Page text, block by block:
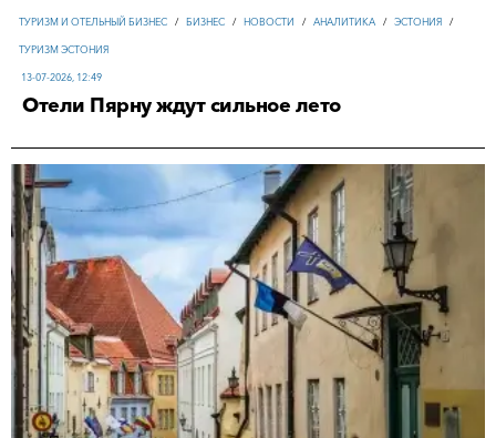
ТУРИЗМ И ОТЕЛЬНЫЙ БИЗНЕС / БИЗНЕС / НОВОСТИ / АНАЛИТИКА / ЭСТОНИЯ /
ТУРИЗМ ЭСТОНИЯ
13-07-2026, 12:49
Отели Пярну ждут сильное лето